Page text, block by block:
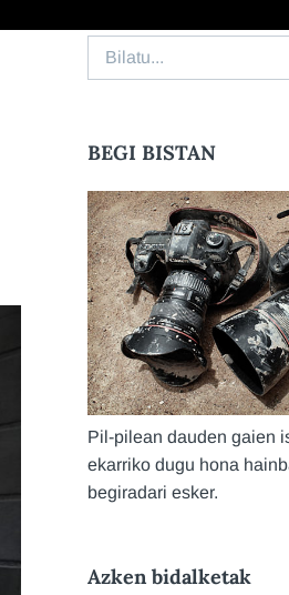
Search
BEGI BISTAN
Pil-pilean dauden gaien
ekarriko dugu hona
begiradari esker.
Azken bidalketak